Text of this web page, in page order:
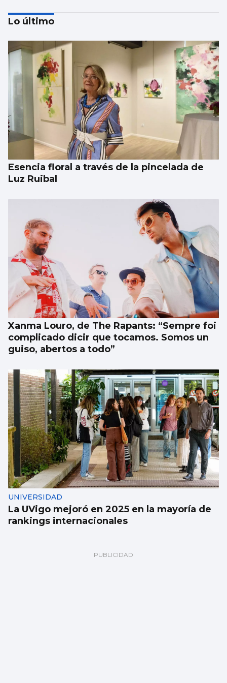
CCOO denuncia que 55.000 trabajadores
gallegos trabajan horas extras cada semana
y cuatro de cada diez no las cobran
Lo último
Esencia floral a través de la pincelada de
Luz Ruibal
Xanma Louro, de The Rapants: “Sempre foi
complicado dicir que tocamos. Somos un
guiso, abertos a todo”
UNIVERSIDAD
La UVigo mejoró en 2025 en la mayoría de
rankings internacionales